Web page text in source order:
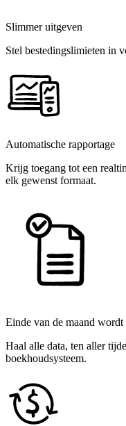
Slimmer uitgeven
Stel bestedingslimieten in
Automatische rapportage
Krijg toegang tot een
elk gewenst formaat.
Einde van de maand
Haal alle data, ten aller
boekhoudsysteem.